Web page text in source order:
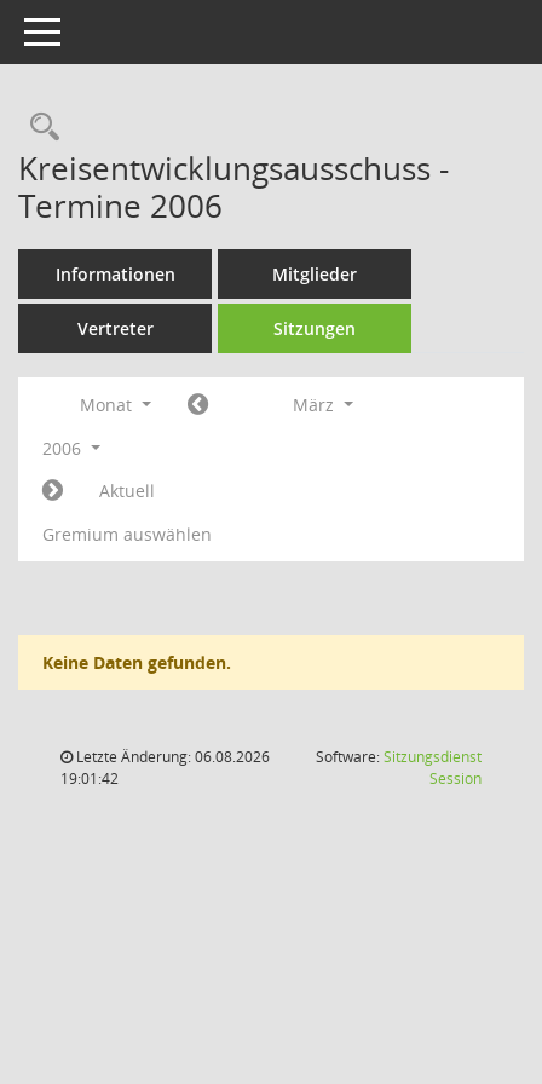
Toggle navigation
Rechercheauswahl
Kreisentwicklungsausschuss -
Termine 2006
Informationen Mitglieder
Vertreter Sitzungen
Monat
März
2006
Aktuell
Gremium auswählen
Keine Daten gefunden.
Letzte Änderung: 06.08.2026
19:01:42
Software:Sitzungsdienst
Session(Wird in